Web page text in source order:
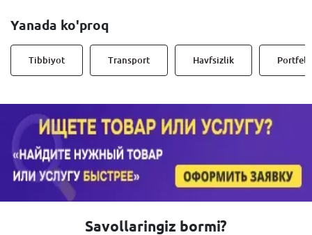
Yanada ko'proq
Tibbiyot Transport Havfsizlik
Savollaringiz bormi?